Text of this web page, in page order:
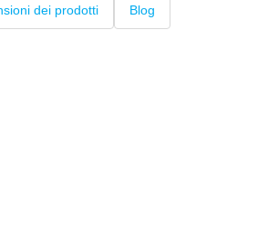
dei prodotti Blog